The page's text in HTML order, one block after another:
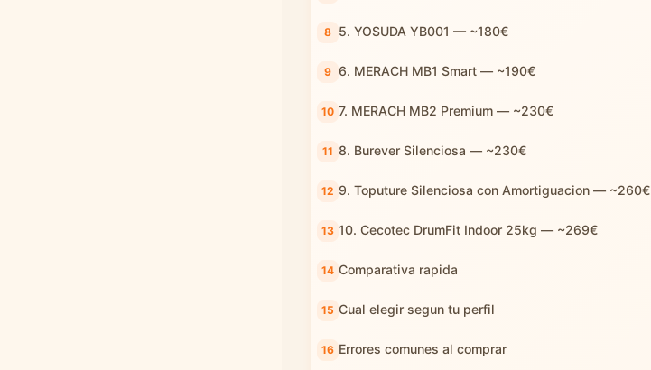
5. YOSUDA YB001 — ~180€
6. MERACH MB1 Smart — ~190€
7. MERACH MB2 Premium — ~230€
8. Burever Silenciosa — ~230€
9. Toputure Silenciosa con Amortiguacion — ~260€
10. Cecotec DrumFit Indoor 25kg — ~269€
Comparativa rapida
Cual elegir segun tu perfil
Errores comunes al comprar